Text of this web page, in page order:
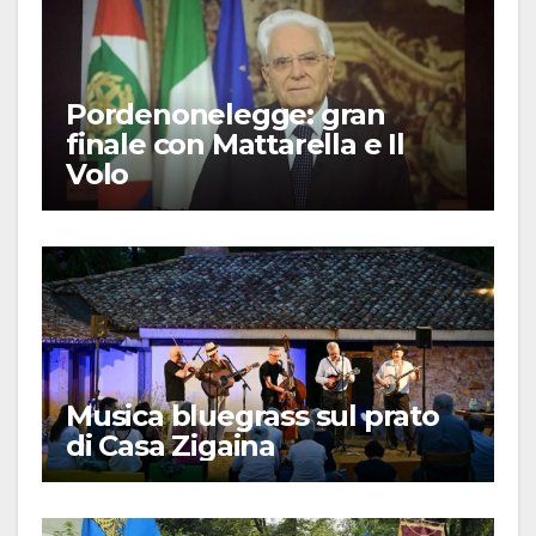
Pordenonelegge: gran
finale con Mattarella e Il
Volo
Musica bluegrass sul prato
di Casa Zigaina